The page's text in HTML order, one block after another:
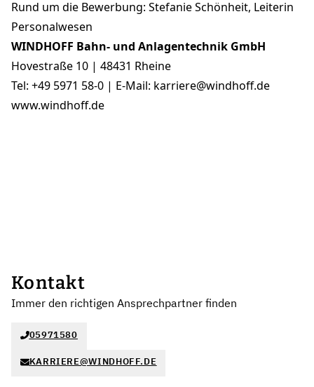
Rund um die Bewerbung: Stefanie Schönheit, Leiterin
Personalwesen
WINDHOFF Bahn- und Anlagentechnik GmbH
Hovestraße 10 | 48431 Rheine
Tel: +49 5971 58-0 | E-Mail: karriere@windhoff.de
www.windhoff.de
Kontakt
Immer den richtigen Ansprechpartner finden
05971580
KARRIERE@WINDHOFF.DE